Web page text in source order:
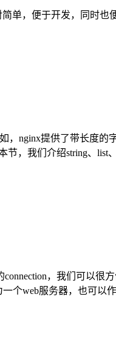
单，便于开发，同时
nginx提供了带长度的
，我们介绍string、list
，我们可以很
个web服务器，也可以